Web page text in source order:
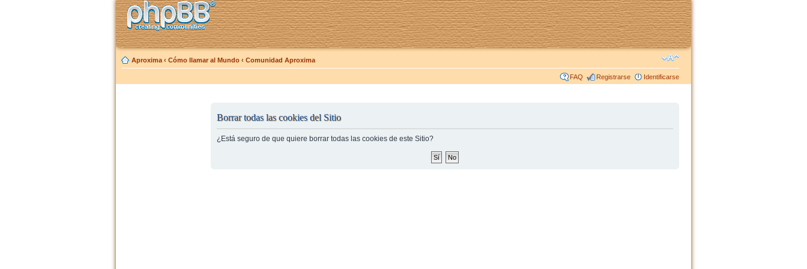
Aproxima ‹ Cómo llamar al Mundo ‹ Comunidad Aproxima
FAQ Registrarse Identificarse
Borrar todas las cookies del Sitio
¿Está seguro de que quiere borrar todas las cookies de este Sitio?